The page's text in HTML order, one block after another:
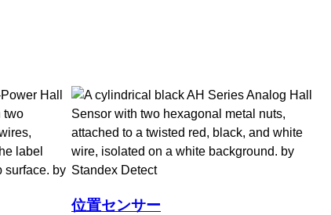
位置センサー